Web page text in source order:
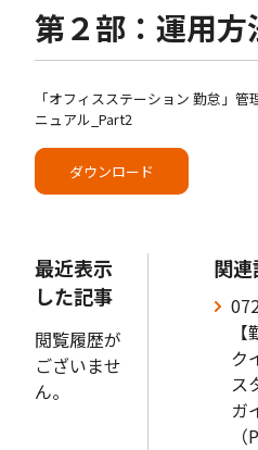
第２部：運用方
「オフィスステーション 勤怠」管
ニュアル_Part2
ダウンロード
最近表示
した記事
閲覧履歴が
ございませ
ん。
関
ク
ス
ガ